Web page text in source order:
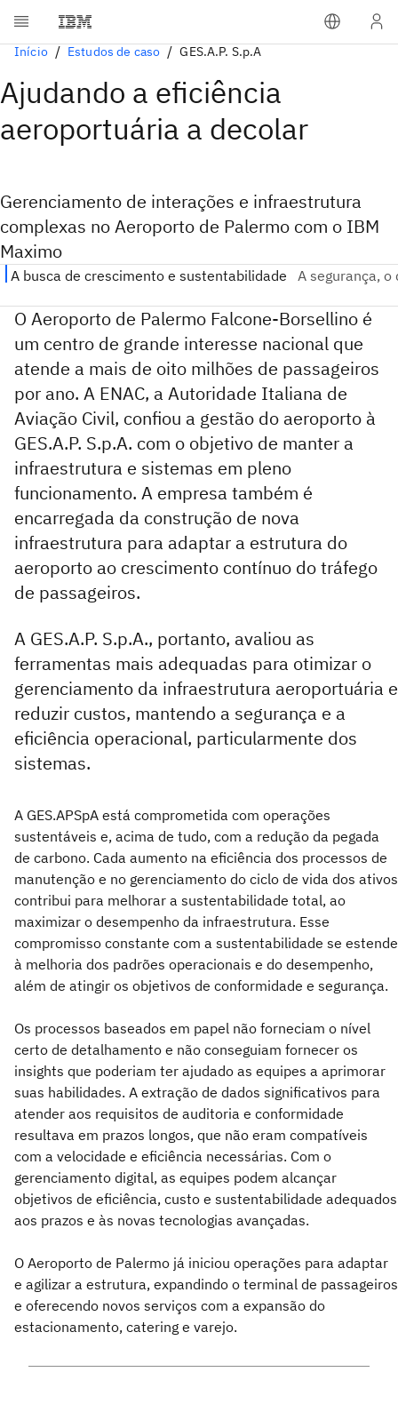
Início Estudos de caso GES.A.P. S.p.A
Ajudando a eficiência
aeroportuária a decolar
Gerenciamento de interações e infraestrutura
complexas no Aeroporto de Palermo com o IBM
Maximo
O Aeroporto de Palermo Falcone-Borsellino é
um centro de grande interesse nacional que
atende a mais de oito milhões de passageiros
por ano. A ENAC, a Autoridade Italiana de
Aviação Civil, confiou a gestão do aeroporto à
GES.A.P. S.p.A. com o objetivo de manter a
infraestrutura e sistemas em pleno
funcionamento. A empresa também é
encarregada da construção de nova
infraestrutura para adaptar a estrutura do
aeroporto ao crescimento contínuo do tráfego
de passageiros.
A GES.A.P. S.p.A., portanto, avaliou as
ferramentas mais adequadas para otimizar o
gerenciamento da infraestrutura aeroportuária e
reduzir custos, mantendo a segurança e a
eficiência operacional, particularmente dos
sistemas.
A GES.APSpA está comprometida com operações
sustentáveis e, acima de tudo, com a redução da pegada
de carbono. Cada aumento na eficiência dos processos de
manutenção e no gerenciamento do ciclo de vida dos ativos
contribui para melhorar a sustentabilidade total, ao
maximizar o desempenho da infraestrutura. Esse
compromisso constante com a sustentabilidade se estende
à melhoria dos padrões operacionais e do desempenho,
além de atingir os objetivos de conformidade e segurança.
Os processos baseados em papel não forneciam o nível
certo de detalhamento e não conseguiam fornecer os
insights que poderiam ter ajudado as equipes a aprimorar
suas habilidades. A extração de dados significativos para
atender aos requisitos de auditoria e conformidade
resultava em prazos longos, que não eram compatíveis
com a velocidade e eficiência necessárias. Com o
gerenciamento digital, as equipes podem alcançar
objetivos de eficiência, custo e sustentabilidade adequados
aos prazos e às novas tecnologias avançadas.
O Aeroporto de Palermo já iniciou operações para adaptar
e agilizar a estrutura, expandindo o terminal de passageiros
e oferecendo novos serviços com a expansão do
estacionamento, catering e varejo.